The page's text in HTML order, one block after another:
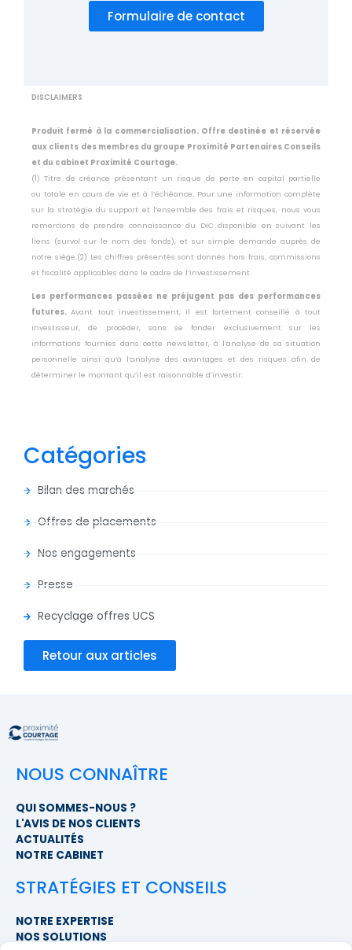
Formulaire de contact
DISCLAIMERS
Produit fermé à la commercialisation. Offre destinée et réservée
aux clients des membres du groupe Proximité Partenaires Conseils
et du cabinet Proximité Courtage.
(1) Titre de créance présentant un risque de perte en capital partielle
ou totale en cours de vie et à l’échéance. Pour une information complète
sur la stratégie du support et l’ensemble des frais et risques, nous vous
remercions de prendre connaissance du DIC disponible en suivant les
liens (survol sur le nom des fonds), et sur simple demande auprès de
notre siège.(2) Les chiffres présentés sont donnés hors frais, commissions
et fiscalité applicables dans le cadre de l’investissement.
Les performances passées ne préjugent pas des performances
futures.Avant tout investissement, il est fortement conseillé à tout
investisseur, de
procéder, sans se fonder exclusivement sur les
informations fournies dans cette newsletter, à l’analyse de sa situation
personnelle ainsi qu’à l’analyse des avantages et des risques afin de
déterminer le montant qu’il est raisonnable d’investir.
Catégories
Bilan des marchés
Offres de placements
Nos engagements
Presse
Recyclage offres UCS
Retour aux articles
NOUS CONNAÎTRE
QUI SOMMES-NOUS ?
L'AVIS DE NOS CLIENTS
ACTUALITÉS
NOTRE CABINET
STRATÉGIES ET CONSEILS
NOTRE EXPERTISE
NOS SOLUTIONS